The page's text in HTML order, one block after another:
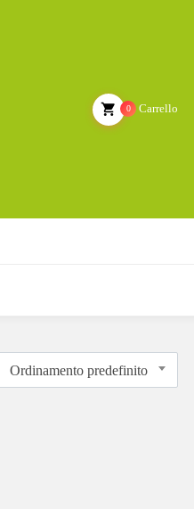
Carrello
0
Ordinamento predefinito